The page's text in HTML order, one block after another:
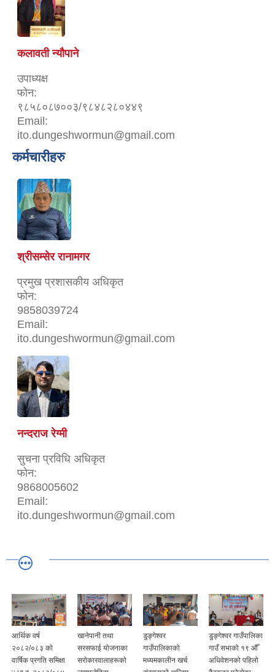
कलावती न्यौपाने
उपाध्यक्ष
फोन:
९८५८०८७००३/९८४८२८०४४९
Email:
ito.dungeshwormun@gmail.com
कर्मचारीहरु
श्रीसम्सेर रानामगर
प्रमुख प्रशासकीय अधिकृत
फोन:
9858039724
Email:
ito.dungeshwormun@gmail.com
नन्दराज रेग्मी
सुचना प्रविधि ‌अधिकृत
फोन:
9868005602
Email:
ito.dungeshwormun@gmail.com
आर्थिक वर्ष
२०८२/०८३ काे
वार्षिक प्रगति समिक्षा
खानेपानी तथा
सरसफाई याेजनाका
सराेकारवालाहरूकाे
डुङ्गेश्वर
गाउँपालिकाको
मध्यमकालीन खर्च
डुङ्गेश्वर गाउँपालिका
गाउँ सभाको १९ औँ
अधिवेशनको पहिलो